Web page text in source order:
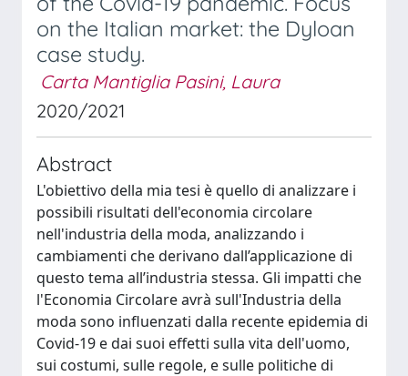
on the Italian market: the Dyloan
case study.
Carta Mantiglia Pasini, Laura
2020/2021
Abstract
L'obiettivo della mia tesi è quello di analizzare i
possibili risultati dell'economia circolare
nell'industria della moda, analizzando i
cambiamenti che derivano dall’applicazione di
questo tema all’industria stessa. Gli impatti che
l'Economia Circolare avrà sull'Industria della
moda sono influenzati dalla recente epidemia di
Covid-19 e dai suoi effetti sulla vita dell'uomo,
sui costumi, sulle regole, e sulle politiche di